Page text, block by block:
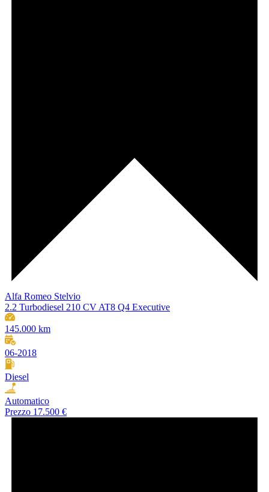
Alfa Romeo Stelvio
2.2 Turbodiesel 210 CV AT8 Q4 Executive
145.000 km
06-2018
Diesel
Automatico
Prezzo 17.500 €